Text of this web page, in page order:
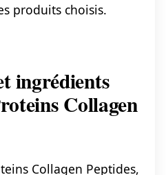
produits choisis.
ingrédients
Collagen
Collagen Peptides,